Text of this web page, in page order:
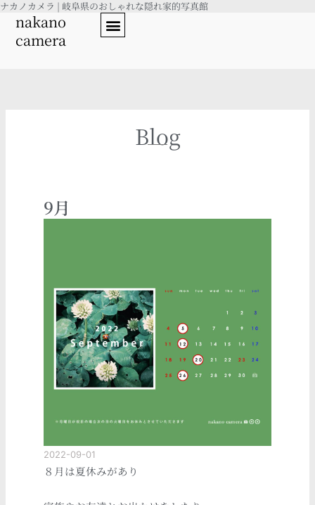
内
ナカノカメラ | 岐阜県のおしゃれな隠れ家的写真館
nakano
camera
Blog
9月
2022-09-01
８月は夏休みがあり